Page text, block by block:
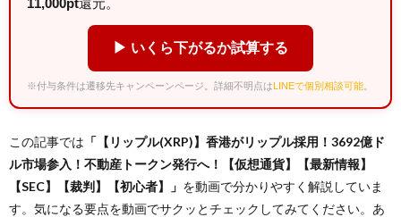
11,000pt還元。
▶ いくら下がるか試算する
※付与条件は遷移先キャンペーンページ。詳細不明点はLINEで個別相談可能
この記事では 「【リップル(XRP)】香港がリップル採用！3692億ド
ル市場参入！不動産トークン発行へ！【仮想通貨】【最新情報】
【SEC】【裁判】【初心者】」 を動画で分かりやすく解説していま
す。気になる要点を動画でサクッとチェックしてみてください。あ